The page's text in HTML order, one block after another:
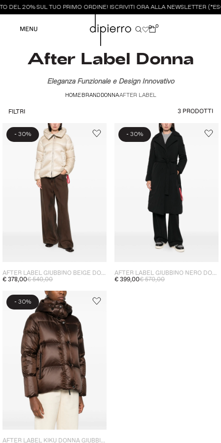
DEL 20% SUL TUO PRIMO ORDINE! ISCRIVITI ORA ALLA NEWSLETTER
MENU 0 0
After Label Donna
Eleganza Funzionale e Design Innovativo
HOME BRAND DONNAAFTER LABEL
FILTRI 3 PRODOTTI
- 30%
AFTER LABEL GIUBBINO BEIGE DONNA HELSINKY
€ 378,00€ 540,00
- 30%
AFTER LABEL GIUBBINO NERO DONNA OKLAN
€ 399,00€ 570,00
- 30%
AFTER LABEL KIKU DONNA GIUBBINO MARRONE